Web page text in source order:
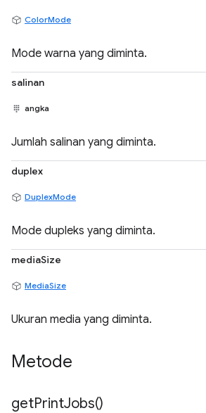
ColorMode
Mode warna yang diminta.
salinan
angka
Jumlah salinan yang diminta.
duplex
DuplexMode
Mode dupleks yang diminta.
mediaSize
MediaSize
Ukuran media yang diminta.
Metode
getPrintJobs()